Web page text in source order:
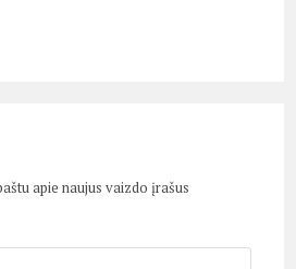
apie naujus vaizdo įrašus